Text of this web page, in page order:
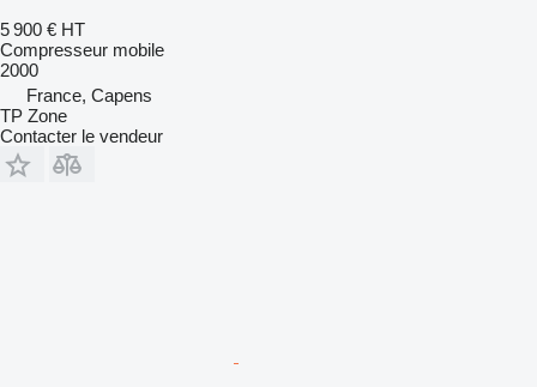
5 900 € HT
Compresseur mobile
2000
France, Capens
TP Zone
Contacter le vendeur